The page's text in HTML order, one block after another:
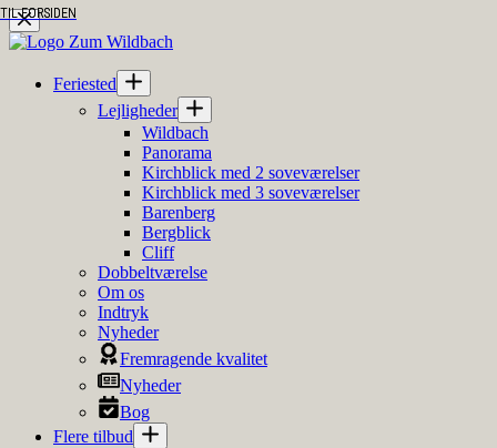
Fortsæt
til
indhold
Feriested
Lejligheder
Wildbach
Panorama
Kirchblick med 2 soveværelser
Kirchblick med 3 soveværelser
Barenberg
Bergblick
Cliff
Dobbeltværelse
Om os
Indtryk
Nyheder
Fremragende kvalitet
Nyheder
Bog
Flere tilbud
TIL FORSIDEN
TIL FORSIDEN